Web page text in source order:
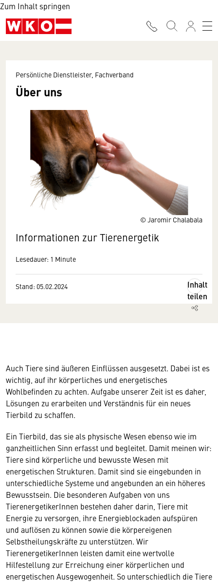
Zum Inhalt springen
© Jaromir Chalabala
Persönliche Dienstleister, Fachverband
Über uns
Informationen zur Tierenergetik
Lesedauer: 1 Minute
Stand: 05.02.2024
Inhalt
teilen
Auch Tiere sind äußeren Einflüssen ausgesetzt. Dabei ist es
wichtig, auf ihr körperliches und energetisches
Wohlbefinden zu achten. Aufgabe unserer Zeit ist es daher,
Lösungen zu erarbeiten und Verständnis für ein neues
Tierbild zu schaffen.
Ein Tierbild, das sie als physische Wesen ebenso wie im
ganzheitlichen Sinn erfasst und begleitet. Damit meinen wir:
Tiere sind körperliche und bewusste Wesen mit
energetischen Strukturen. Damit sind sie eingebunden in
unterschiedliche Systeme und angebunden an ein höheres
Bewusstsein. Die besonderen Aufgaben von uns
TierenergetikerInnen bestehen daher darin, Tiere mit
Energie zu versorgen, ihre Energieblockaden aufspüren
und auflösen zu können sowie die körpereigenen
Selbstheilungskräfte zu unterstützen. Wir
TierenergetikerInnen leisten damit eine wertvolle
Hilfestellung zur Erreichung einer körperlichen und
energetischen Ausgewogenheit. So unterschiedlich die Tiere